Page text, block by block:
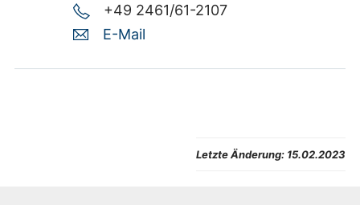
+49 2461/61-2107
E-Mail
Letzte Änderung: 15.02.2023